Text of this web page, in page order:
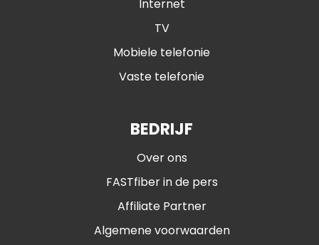
Internet
TV
Mobiele telefonie
Vaste telefonie
BEDRIJF
Over ons
FASTfiber in de pers
Affiliate Partner
Algemene voorwaarden